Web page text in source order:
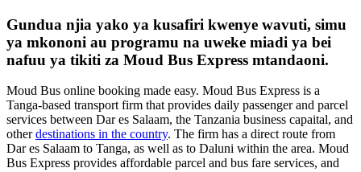
Gundua njia yako ya kusafiri kwenye wavuti, simu
ya mkononi au programu na uweke miadi ya bei
nafuu ya tikiti za Moud Bus Express mtandaoni.
Moud Bus online booking made easy. Moud Bus Express is a
Tanga-based transport firm that provides daily passenger and parcel
services between Dar es Salaam, the Tanzania business capaital, and
otherdestinations in the country. The firm has a direct route from
Dar es Salaam to Tanga, as well as to Daluni within the area. Moud
Bus Express provides affordable parcel and bus fare services, and